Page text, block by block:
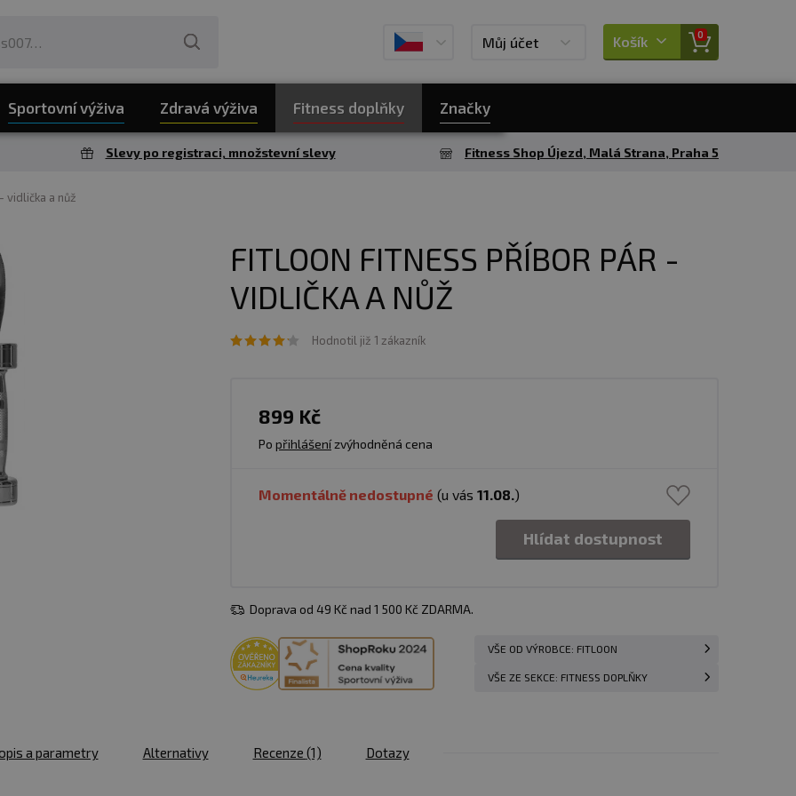
Můj účet Košík 0
Sportovní výživa Zdravá výživa Fitness doplňky Značky
Slevy po registraci, množstevní slevy Fitness Shop Újezd, Malá Strana, Praha 5
a nůž
FITLOON FITNESS PŘÍBOR PÁR -
VIDLIČKA A NŮŽ
Hodnotil již 1 zákazník
899 Kč
Po přihlášenízvýhodněná cena
Momentálně nedostupné (u vás 11.08.)
Hlídat dostupnost
Doprava od 49 Kč nad 1 500 Kč ZDARMA.
VŠE OD VÝROBCE: FITLOON
VŠE ZE SEKCE: FITNESS DOPLŇKY
a parametry Alternativy Recenze (1) Dotazy